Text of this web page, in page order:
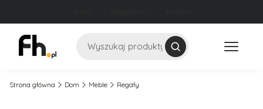
Szukaj
Strona główna Dom Meble Regały